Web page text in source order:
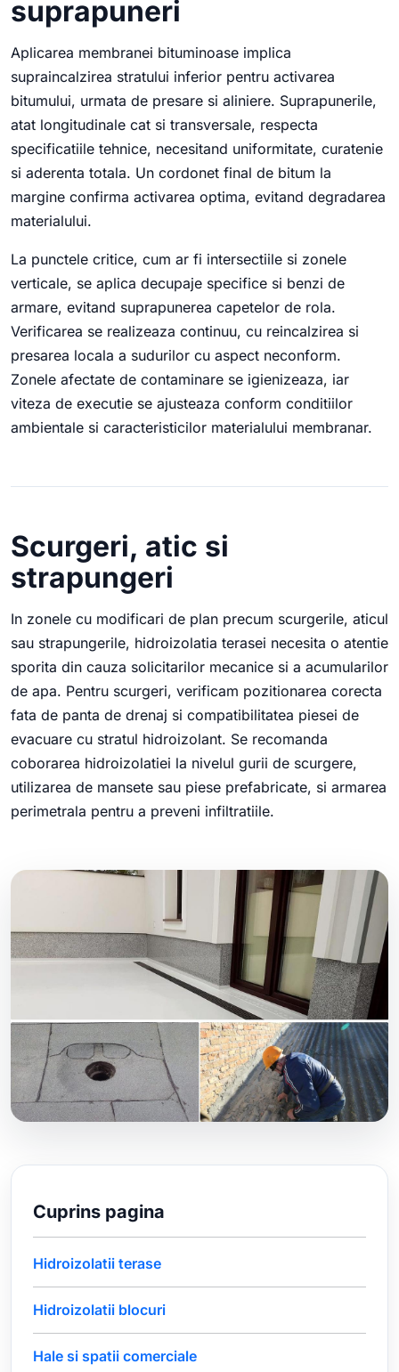
suprapuneri
Aplicarea membranei bituminoase implica
supraincalzirea stratului inferior pentru activarea
bitumului, urmata de presare si aliniere. Suprapunerile,
atat longitudinale cat si transversale, respecta
specificatiile tehnice, necesitand uniformitate, curatenie
si aderenta totala. Un cordonet final de bitum la
margine confirma activarea optima, evitand degradarea
materialului.
La punctele critice, cum ar fi intersectiile si zonele
verticale, se aplica decupaje specifice si benzi de
armare, evitand suprapunerea capetelor de rola.
Verificarea se realizeaza continuu, cu reincalzirea si
presarea locala a sudurilor cu aspect neconform.
Zonele afectate de contaminare se igienizeaza, iar
viteza de executie se ajusteaza conform conditiilor
ambientale si caracteristicilor materialului membranar.
Scurgeri, atic si
strapungeri
In zonele cu modificari de plan precum scurgerile, aticul
sau strapungerile, hidroizolatia terasei necesita o atentie
sporita din cauza solicitarilor mecanice si a acumularilor
de apa. Pentru scurgeri, verificam pozitionarea corecta
fata de panta de drenaj si compatibilitatea piesei de
evacuare cu stratul hidroizolant. Se recomanda
coborarea hidroizolatiei la nivelul gurii de scurgere,
utilizarea de mansete sau piese prefabricate, si armarea
perimetrala pentru a preveni infiltratiile.
Cuprins pagina
Hidroizolatii terase
Hidroizolatii blocuri
Hale si spatii comerciale